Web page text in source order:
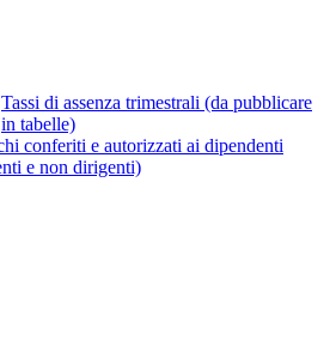
Tassi di assenza trimestrali (da pubblicare
in tabelle)
conferiti e autorizzati ai dipendenti
e non dirigenti)